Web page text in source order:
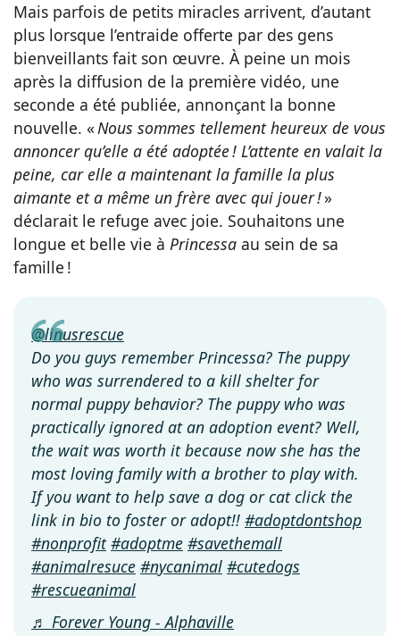
Mais parfois de petits miracles arrivent, d’autant
plus lorsque l’entraide offerte par des gens
bienveillants fait son œuvre. À peine un mois
après la diffusion de la première vidéo, une
seconde a été publiée, annonçant la bonne
nouvelle. «Nous sommes tellement heureux de vous
annoncer qu’elle a été adoptée ! L’attente en valait la
peine, car elle a maintenant la famille la plus
aimante et a même un frère avec qui jouer !»
déclarait le refuge avec joie. Souhaitons une
longue et belle vie à Princessa au sein de sa
famille !
@linusrescue
Do you guys remember Princessa? The puppy
who was surrendered to a kill shelter for
normal puppy behavior? The puppy who was
practically ignored at an adoption event? Well,
the wait was worth it because now she has the
most loving family with a brother to play with.
If you want to help save a dog or cat click the
link in bio to foster or adopt!! #adoptdontshop
#nonprofit #adoptme #savethemall
#animalresuce #nycanimal #cutedogs
#rescueanimal
♬ Forever Young - Alphaville